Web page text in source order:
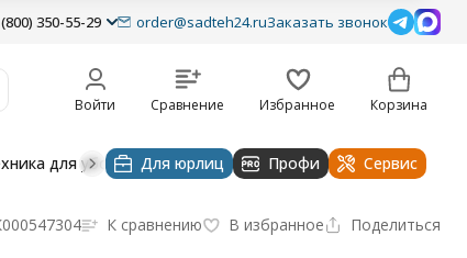
350-55-29 order@sadteh24.ruЗаказать звонок
Войти Сравнение Избранное Корзина
для уборки Строительная техника
Для юрлиц Профи Сервис
К сравнению В избранное Поделиться